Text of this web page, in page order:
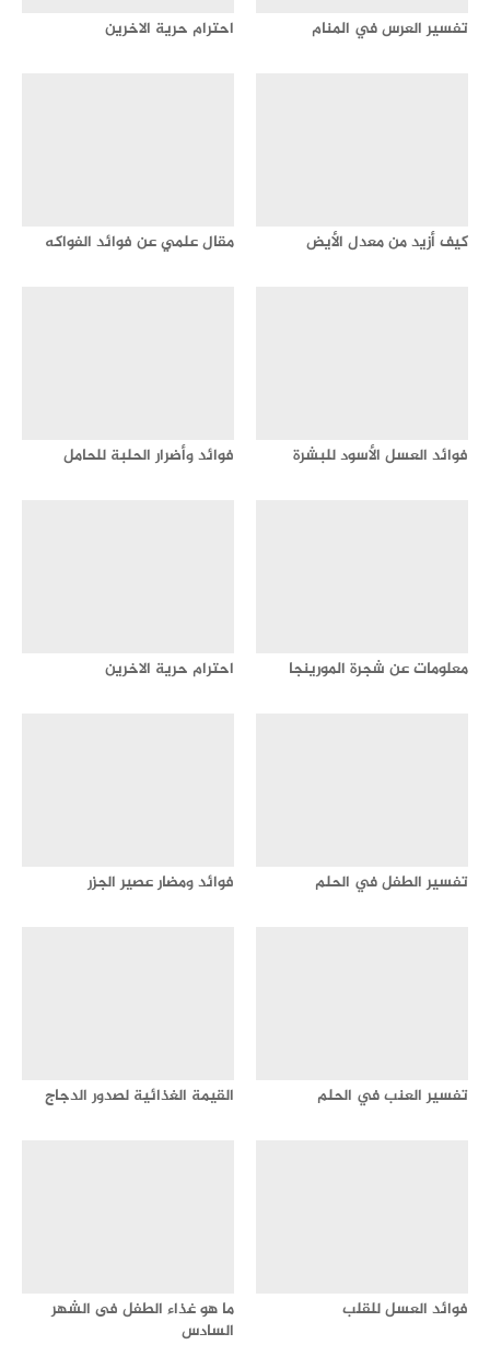
تفسير العرس في المنام احترام حرية الاخرين
كيف أزيد من معدل الأيض مقال علمي عن فوائد الفواكه
فوائد العسل الأسود للبشرة فوائد وأضرار الحلبة للحامل
معلومات عن شجرة المورينجا احترام حرية الاخرين
تفسير الطفل في الحلم فوائد ومضار عصير الجزر
تفسير العنب في الحلم القيمة الغذائية لصدور الدجاج
فوائد العسل للقلب
ما هو غذاء الطفل فى الشهر
السادس